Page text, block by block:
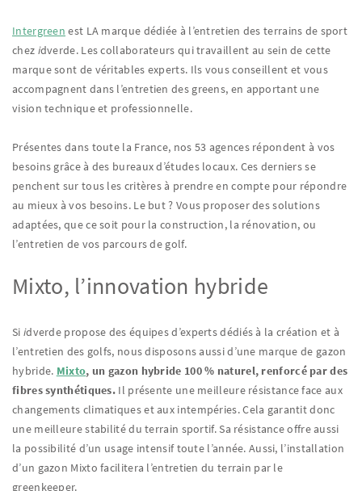
Intergreen est LA marque dédiée à l’entretien des terrains de sport
chez idverde. Les collaborateurs qui travaillent au sein de cette
marque sont de véritables experts. Ils vous conseillent et vous
accompagnent dans l’entretien des greens, en apportant une
vision technique et professionnelle.
Présentes dans toute la France, nos 53 agences répondent à vos
besoins grâce à des bureaux d’études locaux. Ces derniers se
penchent sur tous les critères à prendre en compte pour répondre
au mieux à vos besoins. Le but ? Vous proposer des solutions
adaptées, que ce soit pour la construction, la rénovation, ou
l’entretien de vos parcours de golf.
Mixto, l’innovation hybride
Si idverde propose des équipes d’experts dédiés à la création et à
l’entretien des golfs, nous disposons aussi d’une marque de gazon
hybride. Mixto, un gazon hybride 100 % naturel, renforcé par des
fibres synthétiques. Il présente une meilleure résistance face aux
changements climatiques et aux intempéries. Cela garantit donc
une meilleure stabilité du terrain sportif. Sa résistance offre aussi
la possibilité d’un usage intensif toute l’année. Aussi, l’installation
d’un gazon Mixto facilitera l’entretien du terrain par le
greenkeeper.